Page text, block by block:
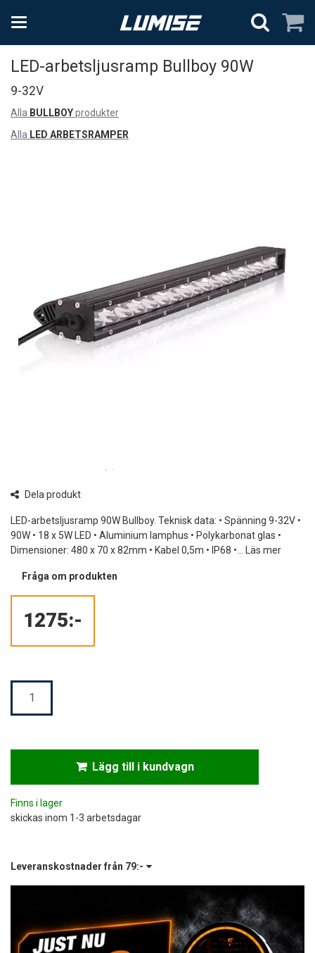
LED-arbetsljusramp Bullboy 90W
9-32V
Alla BULLBOYprodukter
Alla LED ARBETSRAMPER
Dela produkt
LED-arbetsljusramp 90W Bullboy. Teknisk data: • Spänning 9-32V •
90W • 18 x 5W LED • Aluminium lamphus • Polykarbonat glas •
Dimensioner: 480 x 70 x 82mm • Kabel 0,5m • IP68 •... Läs mer
1275:-
Finns i lager
skickas inom 1-3 arbetsdagar
Leveranskostnader från 79:-
Mängd
Lägg till i kundvagn
Fråga om produkten